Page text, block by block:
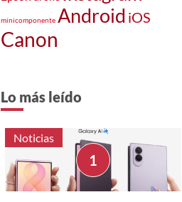
minicomponente Android iOS
Canon
Lo más leído
Noticias